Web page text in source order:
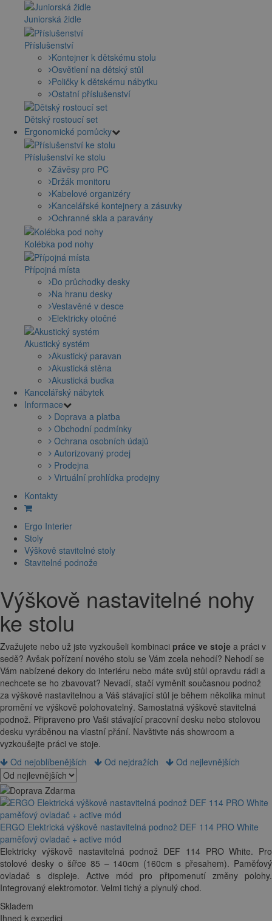
Juniorská židle
Příslušenství
Kontejner k dětskému stolu
Osvětlení na dětský stůl
Poličky k dětskému nábytku
Ostatní příslušenství
Dětský rostoucí set
Ergonomické pomůcky
Příslušenství ke stolu
Závěsy pro PC
Držák monitoru
Kabelové organizéry
Kancelářské kontejnery a zásuvky
Ochranné skla a paravány
Kolébka pod nohy
Přípojná místa
Do průchodky desky
Na hranu desky
Vestavěné v desce
Elektricky otočné
Akustický systém
Akustický paravan
Akustická stěna
Akustická budka
Kancelářský nábytek
Informace
Doprava a platba
Obchodní podmínky
Ochrana osobních údajů
Autorizovaný prodej
Prodejna
Virtuální prohlídka prodejny
Kontakty
Ergo Interier
Stoly
Výškově stavitelné stoly
Stavitelné podnože
Výškově nastavitelné nohy
ke stolu
Zvažujete nebo už jste vyzkoušeli kombinaci práce ve stoje a práci v
sedě? Avšak pořízení nového stolu se Vám zcela nehodí? Nehodí se
Vám nabízené dekory do interiéru nebo máte svůj stůl opravdu rádi a
nechcete se ho zbavovat? Nevadí, stačí vyměnit současnou podnož
za výškově nastavitelnou a Váš stávající stůl je během několika minut
promění ve výškově polohovatelný. Samostatná výškově stavitelná
podnož. Připraveno pro Vaši stávající pracovní desku nebo stolovou
desku vyráběnou na vlastní přání. Navštivte nás showroom a
vyzkoušejte práci ve stoje.
Od nejoblíbenějších
Od nejdražích Od nejlevnějších
ERGO Elektrická výškově nastavitelná podnož DEF 114 PRO White
paměťový ovladač + active mód
Elektricky výškově nastavitelná podnož DEF 114 PRO White. Pro
stolové desky o šířce 85 – 140cm (160cm s přesahem). Paměťový
ovladač s displeje. Active mód pro připomenutí změny polohy.
Integrovaný elektromotor. Velmi tichý a plynulý chod.
Skladem
Ihned k expedici